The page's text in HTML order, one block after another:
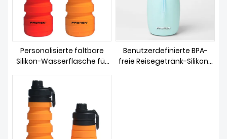
Personalisierte faltbare
Silikon-Wasserflasche für
Benutzerdefinierte BPA-
freie Reisegetränk-Silikon-